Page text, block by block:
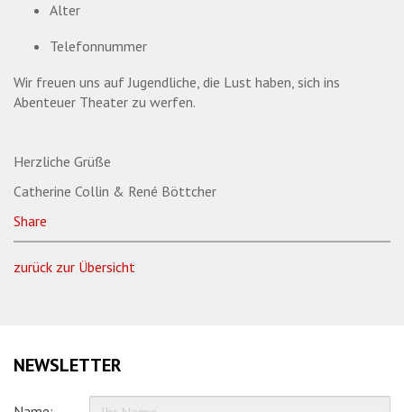
Alter
Telefonnummer
Wir freuen uns auf Jugendliche, die Lust haben, sich ins
Abenteuer Theater zu werfen.
Herzliche Grüße
Catherine Collin & René Böttcher
Share
zurück zur Übersicht
NEWSLETTER